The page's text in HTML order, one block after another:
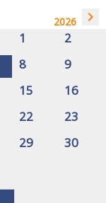
2026 navigate_next
1
2
8
9
15
16
22
23
29
30